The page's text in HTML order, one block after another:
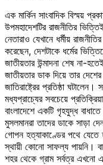
এক মার্কিন সাংবাদিক বিস্ময়
উপমহাদেশটির রাজনীতির
নেতারাও যেখানে ধর্মীয়
করেছেন, দেশটাকে ধর্মের
জাতীয়তার উন্মাদনা শেষ না-
জাতীয়তার ডাক দিয়ে তার
জাতিরাষ্ট্রের প্রতিষ্ঠা
মধ্যপ্রাচ্যের সবচেয়ে
বাংলাদেশে একটি গৃহযুদ্ধ
মুসলমানরা তাদের ডাকে সাড়া
গোপন হত্যাকাণ্ডের পথে যেতে
স্থায়ী কোনো সাফল্য পায়নি।
শহর থেকে গ্রাম সর্বত্র এখনো